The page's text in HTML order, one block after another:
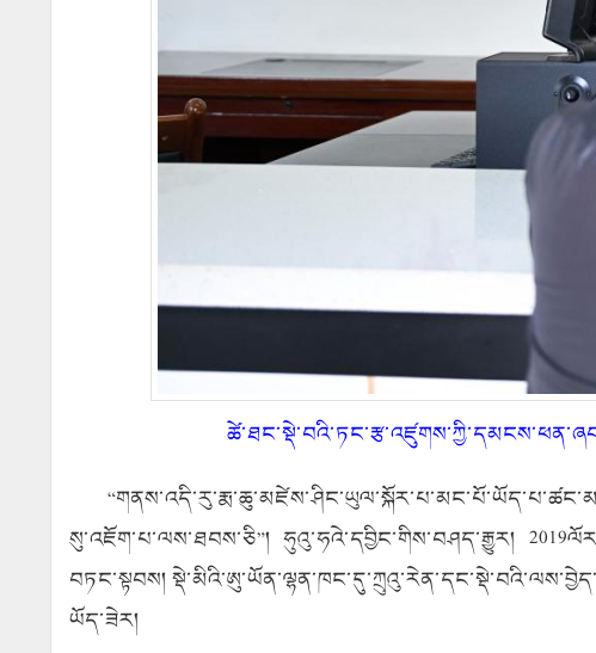
སུ་འཇོག་པ་ལས་ཐབས་ཅི”། ཧུའུ་ཧའེ་དབྱིང་གིས་བཤད་རྒྱུར། 2019
བཏང་སྟབས།
ཡོད་ཟེར།